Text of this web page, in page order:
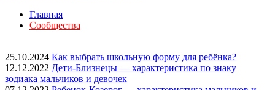
Главная
Сообщества
25.10.2024 Как выбрать школьную форму для ребёнка?
12.12.2022 Дети-Близнецы — характеристика по знаку
зодиака мальчиков и девочек